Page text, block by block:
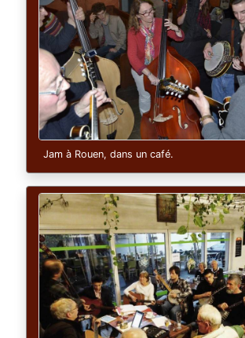
Jam à Rouen, dans un café.